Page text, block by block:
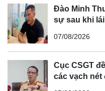
Đào Minh
sự sau khi
07/08/2026
Cục CSGT
các vạch